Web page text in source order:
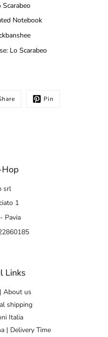
Scarabeo
Notebook
Lo Scarabeo
Pin
srl
1
Pavia
Links
About us
shipping
Italia
| Delivery Time